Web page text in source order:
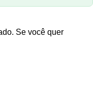
Se você quer